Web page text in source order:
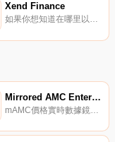
Xend Finance
如果你想知道在哪里以當前價格購買Xend Finance,目前交易{Xend Finance]股票的頂級加密貨幣交易所是Gate.io、MEXC、AscendEX（BitMax）、PancakeSwap（V2）和JuXEND。您可以在我們的加密貨幣交易所頁面上找到其他列表.
Mirrored AMC Entertainment Holdings Inc